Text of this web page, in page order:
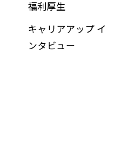
福利厚生
キャリアアップ イ
ンタビュー